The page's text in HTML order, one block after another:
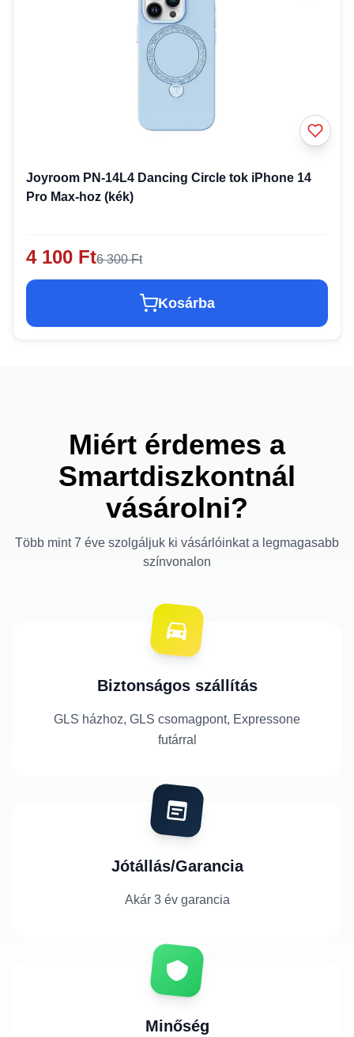
Joyroom PN-14L4 Dancing Circle tok iPhone 14
Pro Max-hoz (kék)
4 100 Ft6 300 Ft
Kosárba
Miért érdemes a
Smartdiszkontnál
vásárolni?
Több mint 7 éve szolgáljuk ki vásárlóinkat a legmagasabb
színvonalon
Biztonságos szállítás
GLS házhoz, GLS csomagpont, Expressone
futárral
Jótállás/Garancia
Akár 3 év garancia
Minőség